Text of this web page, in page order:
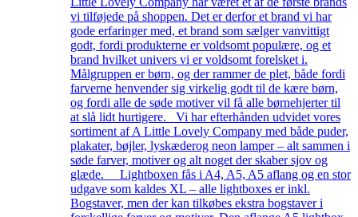
vi tilføjede på shoppen. Det er derfor et brand vi har
gode erfaringer med, et brand som sælger vanvittigt
godt, fordi produkterne er voldsomt populære, og et
brand hvilket univers vi er voldsomt forelsket i.
Målgruppen er børn, og der rammer de plet, både fordi
farverne henvender sig virkelig godt til de kære børn,
og fordi alle de søde motiver vil få alle børnehjerter til
at slå lidt hurtigere. Vi har efterhånden udvidet vores
sortiment af A Little Lovely Company med både puder,
plakater, bøjler, lyskæderog neon lamper – alt sammen i
søde farver, motiver og alt noget der skaber sjov og
glæde. Lightboxen fås i A4, A5, A5 aflang og en stor
udgave som kaldes XL – alle lightboxes er inkl.
Bogstaver, men der kan tilkøbes ekstra bogstaver i